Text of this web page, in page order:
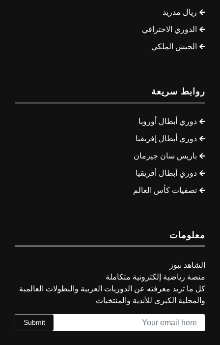
ريال مدريد
الدوري الاحترافي
الجيش الملكي
روابط سريعة
دوري أبطال أوروبا
دوري أبطال إفريقيا
باريس سان جيرمان
دوري أبطال أفريقيا
تصفيات كأس العالم
معلومات
الشاهد نيوز
منصة رياضية إلكترونية متكاملة
كل ما تريد معرفته عن الدوريات العربية والبطولات العالمية
والمحلية الكبرى للأندية والمنتخبات
Submit